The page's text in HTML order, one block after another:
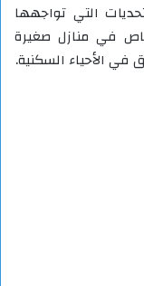
التي تواجهها
في منازل صغيرة
الأحياء السكنية.